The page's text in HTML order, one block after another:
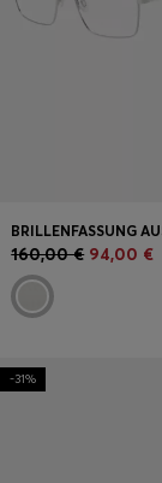
160,00 € 94,00 €
-31%